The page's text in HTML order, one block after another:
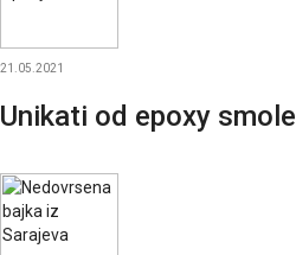
21.05.2021
Unikati od epoxy smole